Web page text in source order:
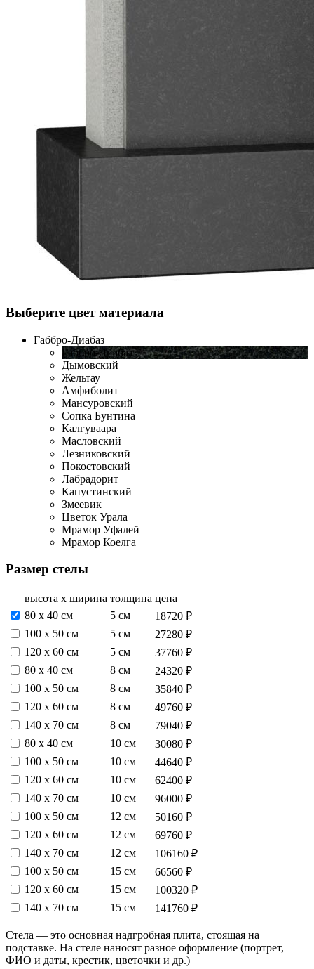
Выберите цвет материала
Габбро-Диабаз
Габбро-Диабаз
Дымовский
Жельтау
Амфиболит
Мансуровский
Сопка Бунтина
Калгуваара
Масловский
Лезниковский
Покостовский
Лабрадорит
Капустинский
Змеевик
Цветок Урала
Мрамор Уфалей
Мрамор Коелга
Размер стелы
высота х ширина толщина цена
80 х 40 см
5 см
18720 ₽
100 х 50 см
5 см
27280 ₽
120 х 60 см
5 см
37760 ₽
80 х 40 см
8 см
24320 ₽
100 х 50 см
8 см
35840 ₽
120 х 60 см
8 см
49760 ₽
140 х 70 см
8 см
79040 ₽
80 х 40 см
10 см
30080 ₽
100 х 50 см
10 см
44640 ₽
120 х 60 см
10 см
62400 ₽
140 х 70 см
10 см
96000 ₽
100 х 50 см
12 см
50160 ₽
120 х 60 см
12 см
69760 ₽
140 х 70 см
12 см
106160 ₽
100 х 50 см
15 см
66560 ₽
120 х 60 см
15 см
100320 ₽
140 х 70 см
15 см 141760 ₽
Стела — это основная надгробная плита, стоящая на
подставке. На стеле наносят разное оформление (портрет,
ФИО и даты, крестик, цветочки и др.)